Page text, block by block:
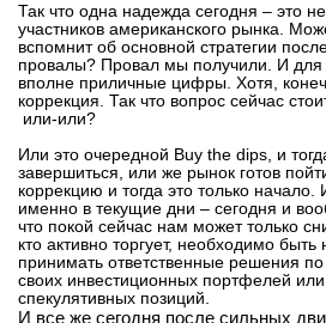
Так что одна надежда сегодня – это
участников американского рынка.
вспомнит об основной стратегии
провалы? Провал мы получили. И для
вполне приличные цифры. Хотя,
коррекция. Так что вопрос сейчас
или-или?
Или это очередной Buy the dips, и
завершиться, или же рынок готов
коррекцию и тогда это только
именно в текущие дни – сегодня и
что покой сейчас нам может только
кто активно торгует, необходимо
принимать ответственные решения
своих инвестиционных портфелей
спекулятивных позиций.
И все же сегодня после сильных